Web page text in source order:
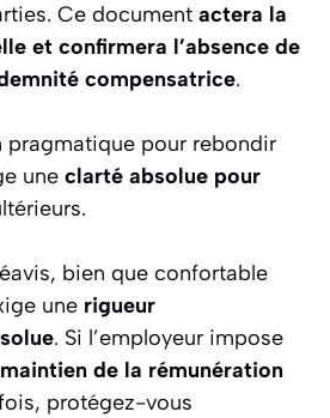
Ce document actera la
et confirmera l’absence de
compensatrice.
pragmatique pour rebondir
une clarté absolue pour
bien que confortable
une rigueur
. Si l’employeur impose
de la rémunération
protégez-vous